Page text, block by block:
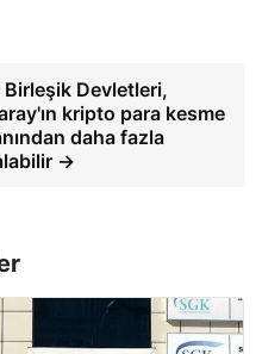
Devletleri,
kripto para kesme
daha fazla
→